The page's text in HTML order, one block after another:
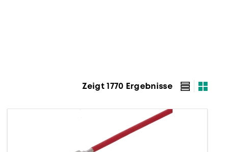
Zeigt 1770 Ergebnisse